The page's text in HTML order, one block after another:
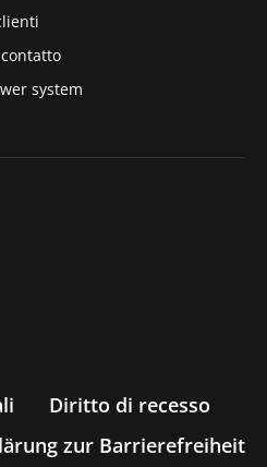
system
Diritto di recesso
zur Barrierefreiheit